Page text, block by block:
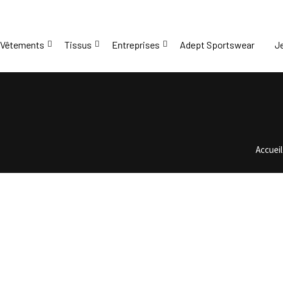
content
Vêtements Tissus Entreprises Adept Sportswear
Accueil